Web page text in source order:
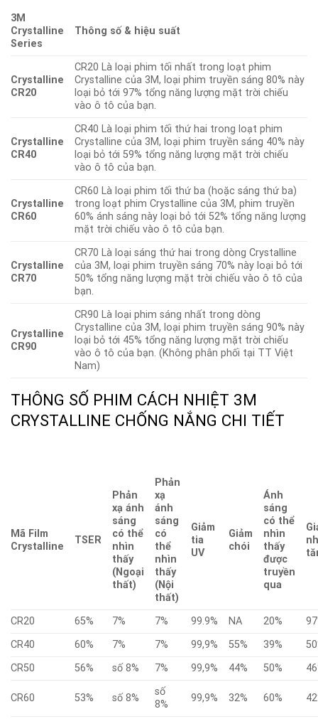
3M
Crystalline
Series
Thông số & hiệu suất
Crystalline
CR20
CR20 Là loại phim tối nhất trong loạt phim
Crystalline của 3M, loại phim truyền sáng 80% này
loại bỏ tới 97% tổng năng lượng mặt trời chiếu
vào ô tô của bạn.
Crystalline
CR40
CR40 Là loại phim tối thứ hai trong loạt phim
Crystalline của 3M, loại phim truyền sáng 40% này
loại bỏ tới 59% tổng năng lượng mặt trời chiếu
vào ô tô của bạn.
Crystalline
CR60
CR60 Là loại phim tối thứ ba (hoặc sáng thứ ba)
trong loạt phim Crystalline của 3M, phim truyền
60% ánh sáng này loại bỏ tới 52% tổng năng lượng
mặt trời chiếu vào ô tô của bạn.
Crystalline
CR70
CR70 Là loại sáng thứ hai trong dòng Crystalline
của 3M, loại phim truyền sáng 70% này loại bỏ tới
50% tổng năng lượng mặt trời chiếu vào ô tô của
bạn.
Crystalline
CR90
CR90 Là loại phim sáng nhất trong dòng
Crystalline của 3M, loại phim truyền sáng 90% này
loại bỏ tới 45% tổng năng lượng mặt trời chiếu
vào ô tô của bạn. (Không phân phối tại TT Việt
Nam)
THÔNG SỐ PHIM CÁCH NHIỆT 3M
CRYSTALLINE CHỐNG NẮNG CHI TIẾT
Mã Film
Crystalline
TSER
Phản
xạ ánh
sáng
có thể
nhìn
thấy
(Ngoại
thất)
Phản
xạ
ánh
sáng
có
thể
nhìn
thấy
(Nội
thất)
Giảm
tia
UV
Giảm
chói
Ánh
sáng
có thể
nhìn
thấy
được
truyền
qua
CR20 65% 7% 7% 99.9% NA 20%
CR40
60% 7% 7% 99,9% 55% 39%
CR50
56% số 8% 7% 99,9% 44% 50%
CR60 53% số 8%
số
8%
99,9% 32% 60%